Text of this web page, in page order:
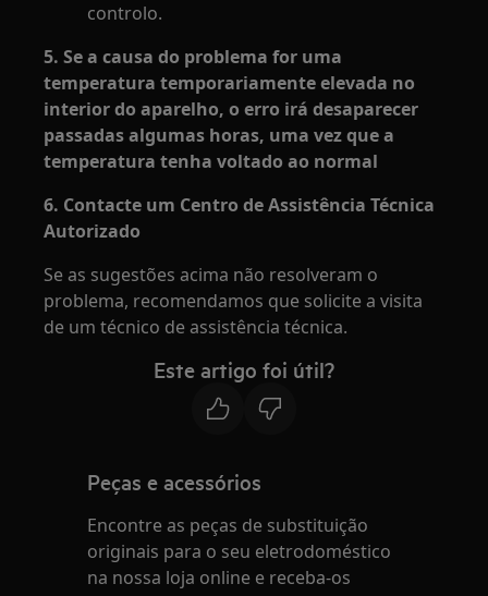
controlo.
5. Se a causa do problema for uma
temperatura temporariamente elevada no
interior do aparelho, o erro irá desaparecer
passadas algumas horas, uma vez que a
temperatura tenha voltado ao normal
6. Contacte um Centro de Assistência Técnica
Autorizado
Se as sugestões acima não resolveram o
problema, recomendamos que solicite a visita
de um técnico de assistência técnica.
Este artigo foi útil?
Peças e acessórios
Encontre as peças de substituição
originais para o seu eletrodoméstico
na nossa loja online e receba-os